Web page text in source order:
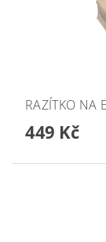
RAZÍTKO NA
449 Kč